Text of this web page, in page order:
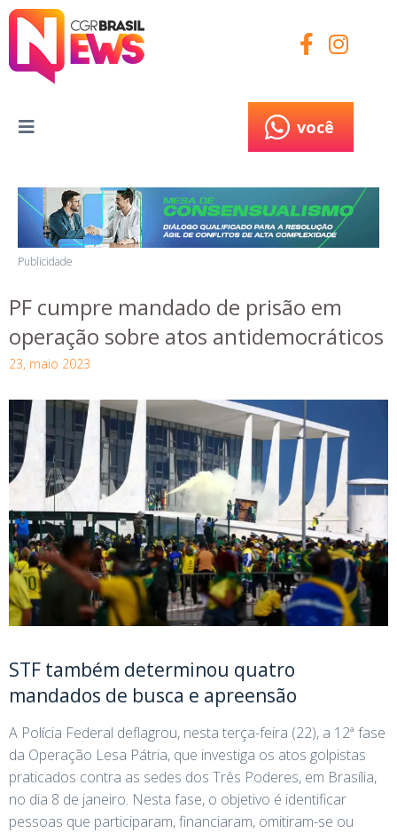
você
Publicidade
PF cumpre mandado de prisão em
operação sobre atos antidemocráticos
23, maio 2023
STF também determinou quatro
mandados de busca e apreensão
A Polícia Federal deflagrou, nesta terça-feira (22), a 12ª fase
da Operação Lesa Pátria, que investiga os atos golpistas
praticados contra as sedes dos Três Poderes, em Brasília,
no dia 8 de janeiro. Nesta fase, o objetivo é identificar
pessoas que participaram, financiaram, omitiram-se ou